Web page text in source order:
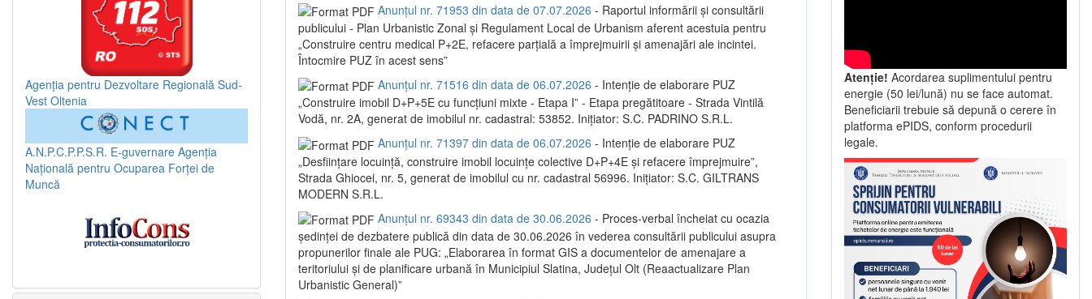
Anunțul nr. 71953 din data de 07.07.2026 - Raportul informării și consultării
publicului - Plan Urbanistic Zonal și Regulament Local de Urbanism aferent acestuia pentru
„Construire centru medical P+2E, refacere parțială a împrejmuirii și amenajări ale incintei.
Întocmire PUZ în acest sens”
Anunțul nr. 71516 din data de 06.07.2026 - Intenție de elaborare PUZ
„Construire imobil D+P+5E cu funcțiuni mixte - Etapa I” - Etapa pregătitoare - Strada Vintilă
Vodă, nr. 2A, generat de imobilul nr. cadastral: 53852. Inițiator: S.C. PADRINO S.R.L.
Anunțul nr. 71397 din data de 06.07.2026 - Intenție de elaborare PUZ
„Desființare locuință, construire imobil locuințe colective D+P+4E și refacere împrejmuire”,
Strada Ghiocei, nr. 5, generat de imobilul cu nr. cadastral 56996. Inițiator: S.C. GILTRANS
MODERN S.R.L.
Anunțul nr. 69343 din data de 30.06.2026 - Proces-verbal încheiat cu ocazia
ședinței de dezbatere publică din data de 30.06.2026 în vederea consultării publicului asupra
propunerilor finale ale PUG: „Elaborarea în format GIS a documentelor de amenajare a
teritoriului și de planificare urbană în Municipiul Slatina, Județul Olt (Reaactualizare Plan
Urbanistic General)”
Agenția pentru Dezvoltare Regională Sud-
Vest Oltenia
A.N.P.C.P.P.S.R. E-guvernare Agenția
Națională pentru Ocuparea Forței de
Muncă
Atenție! Acordarea suplimentului pentru
energie (50 lei/lună) nu se face automat.
Beneficiarii trebuie să depună o cerere în
platforma ePIDS, conform procedurii
legale.